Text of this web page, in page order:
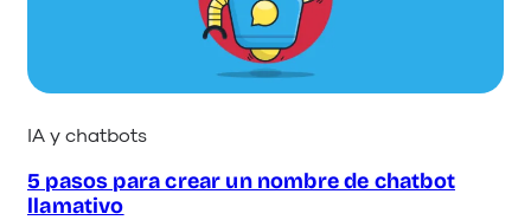
presupuesto
que
conocer
IA y chatbots
5 pasos para crear un nombre de chatbot
llamativo